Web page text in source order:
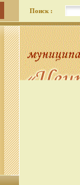
Поиск :